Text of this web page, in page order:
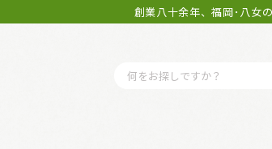
創業八十余年、福岡･八女